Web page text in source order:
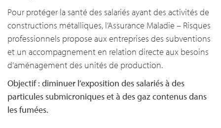
Pour protéger la santé des salariés ayant des activités de
constructions métalliques, l’Assurance Maladie – Risques
professionnels propose aux entreprises des subventions
et un accompagnement en relation directe aux besoins
d’aménagement des unités de production.
Objectif : diminuer l’exposition des salariés à des
particules submicroniques et à des gaz contenus dans
les fumées.